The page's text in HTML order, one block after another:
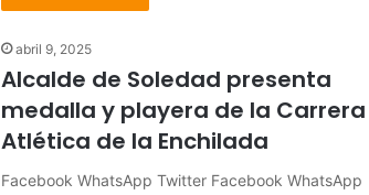
abril 9, 2025
Alcalde de Soledad presenta
medalla y playera de la Carrera
Atlética de la Enchilada
Facebook WhatsApp Twitter Facebook WhatsApp